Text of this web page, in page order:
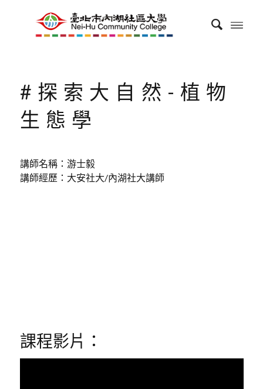
#探索大自然-植物
生態學
講師名稱：游士毅
講師經歷：大安社大/內湖社大講師
課程影片：